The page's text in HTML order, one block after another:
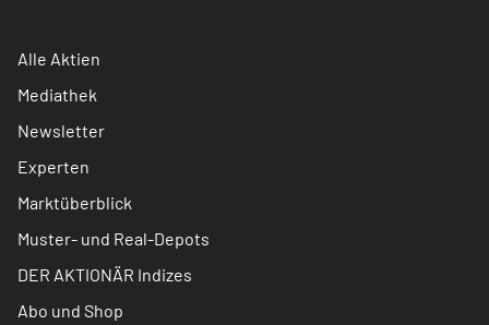
Alle Aktien
Mediathek
Newsletter
Experten
Marktüberblick
Muster- und Real-Depots
DER AKTIONÄR Indizes
Abo und Shop